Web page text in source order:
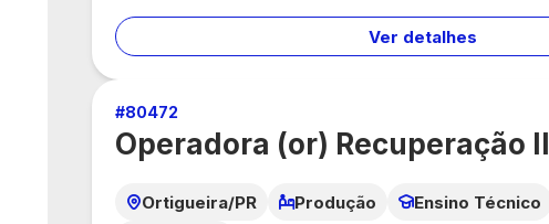
Ver detalhes
#80472
Operadora (or) Recuperação II
Ortigueira/PR Produção
Ensino Técnico